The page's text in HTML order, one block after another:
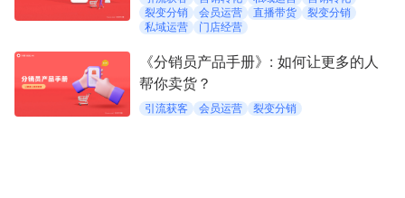
裂变分销
会员运营 直播带货
裂变分销
私域运营
门店经营
《分销员产品手册》: 如何让更多的人
帮你卖货？
引流获客 会员运营 裂变分销